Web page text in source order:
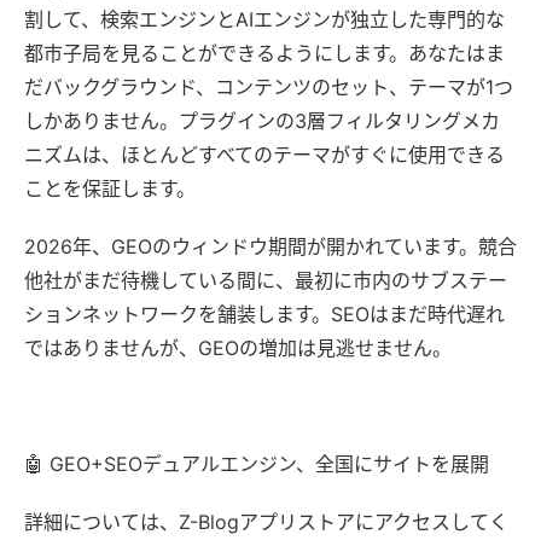
割して、検索エンジンとAIエンジンが独立した専門的な
都市子局を見ることができるようにします。あなたはま
だバックグラウンド、コンテンツのセット、テーマが1つ
しかありません。プラグインの3層フィルタリングメカ
ニズムは、ほとんどすべてのテーマがすぐに使用できる
ことを保証します。
2026年、GEOのウィンドウ期間が開かれています。競合
他社がまだ待機している間に、最初に市内のサブステー
ションネットワークを舗装します。SEOはまだ時代遅れ
ではありませんが、GEOの増加は見逃せません。
🤖 GEO+SEOデュアルエンジン、全国にサイトを展開
詳細については、Z-Blogアプリストアにアクセスしてく